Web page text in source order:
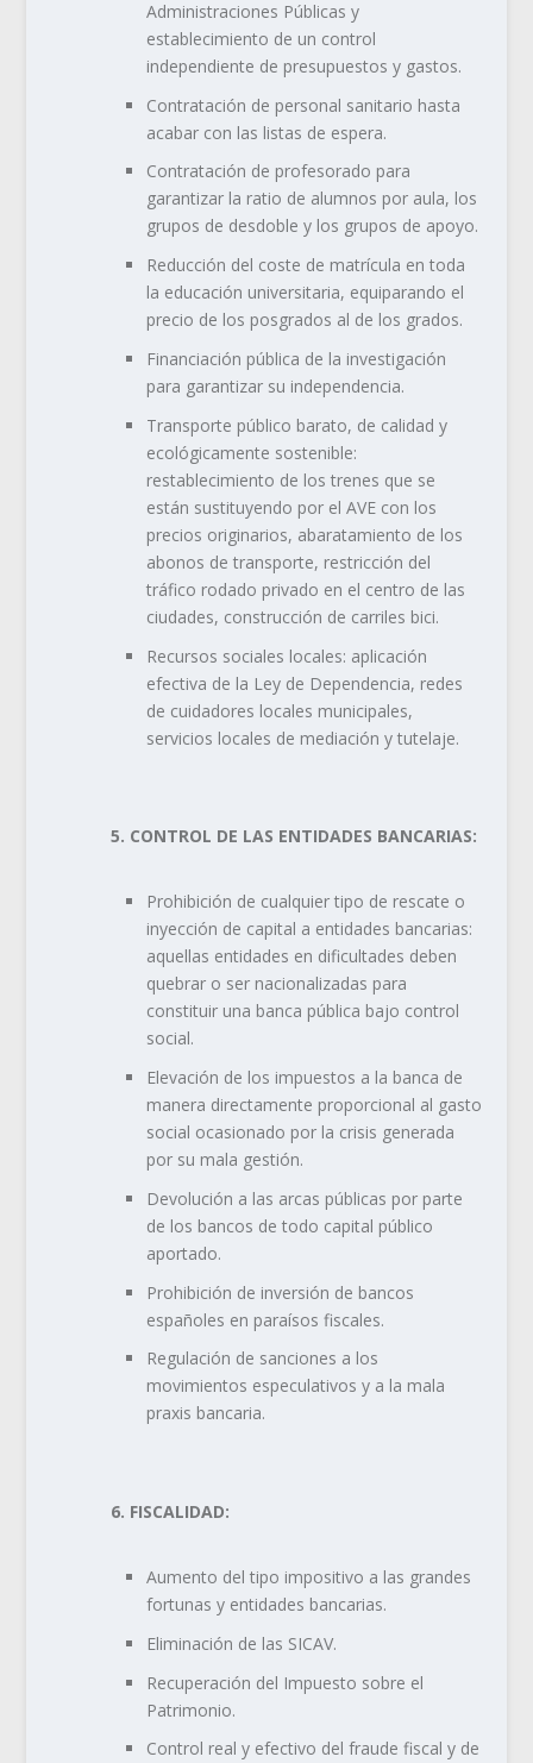
Administraciones Públicas y
establecimiento de un control
independiente de presupuestos y gastos.
Contratación de personal sanitario hasta
acabar con las listas de espera.
Contratación de profesorado para
garantizar la ratio de alumnos por aula, los
grupos de desdoble y los grupos de apoyo.
Reducción del coste de matrícula en toda
la educación universitaria, equiparando el
precio de los posgrados al de los grados.
Financiación pública de la investigación
para garantizar su independencia.
Transporte público barato, de calidad y
ecológicamente sostenible:
restablecimiento de los trenes que se
están sustituyendo por el AVE con los
precios originarios, abaratamiento de los
abonos de transporte, restricción del
tráfico rodado privado en el centro de las
ciudades, construcción de carriles bici.
Recursos sociales locales: aplicación
efectiva de la Ley de Dependencia, redes
de cuidadores locales municipales,
servicios locales de mediación y tutelaje.
5. CONTROL DE LAS ENTIDADES BANCARIAS:
Prohibición de cualquier tipo de rescate o
inyección de capital a entidades bancarias:
aquellas entidades en dificultades deben
quebrar o ser nacionalizadas para
constituir una banca pública bajo control
social.
Elevación de los impuestos a la banca de
manera directamente proporcional al gasto
social ocasionado por la crisis generada
por su mala gestión.
Devolución a las arcas públicas por parte
de los bancos de todo capital público
aportado.
Prohibición de inversión de bancos
españoles en paraísos fiscales.
Regulación de sanciones a los
movimientos especulativos y a la mala
praxis bancaria.
6. FISCALIDAD:
Aumento del tipo impositivo a las grandes
fortunas y entidades bancarias.
Eliminación de las SICAV.
Recuperación del Impuesto sobre el
Patrimonio.
Control real y efectivo del fraude fiscal y de